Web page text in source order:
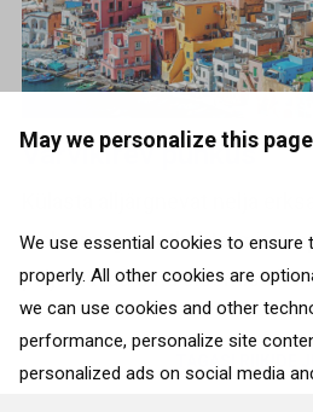
May we personalize this
We use essential cookies to
properly. All other cookies are
we can use cookies and other
performance, personalize site
personalized ads on social media
Värvikirev puhkus
iseloomuga sihtkohta, mis
paljastavad Sinu sisemise